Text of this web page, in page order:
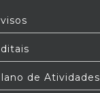
de Atividades